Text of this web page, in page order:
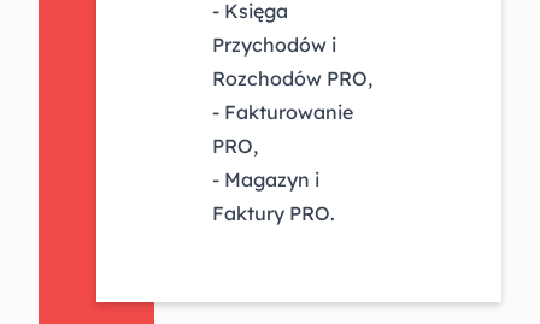
- Księga
Przychodów i
Rozchodów PRO,
- Fakturowanie
PRO,
- Magazyn i
Faktury PRO.